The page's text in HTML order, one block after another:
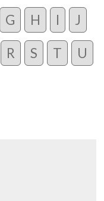
G H I J
R S T U